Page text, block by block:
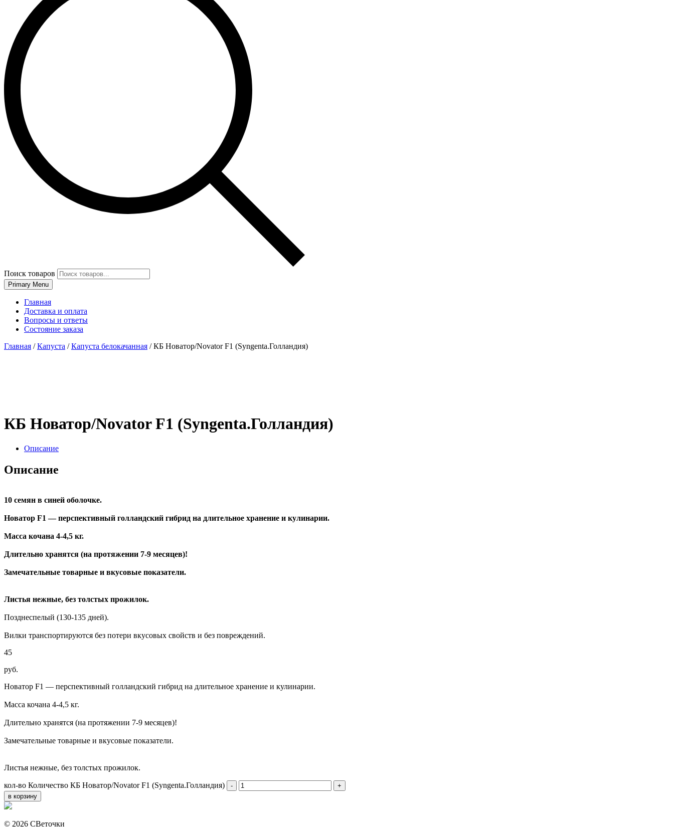
Поиск товаров
Primary Menu
Главная
Доставка и оплата
Вопросы и ответы
Состояние заказа
Главная /Капуста /Капуста белокачанная /КБ Новатор/Novator F1 (Syngenta.Голландия)
КБ Новатор/Novator F1 (Syngenta.Голландия)
Описание
Описание
10 семян в синей оболочке.
Новатор F1 — перспективный голландский гибрид на длительное хранение и кулинарии.
Масса кочана 4-4,5 кг.
Длительно хранятся (на протяжении 7-9 месяцев)!
Замечательные товарные и вкусовые показатели.
Листья нежные, без толстых прожилок.
Позднеспелый (130-135 дней).
Вилки транспортируются без потери вкусовых свойств и без повреждений.
45
руб.
Новатор F1 — перспективный голландский гибрид на длительное хранение и кулинарии.
Масса кочана 4-4,5 кг.
Длительно хранятся (на протяжении 7-9 месяцев)!
Замечательные товарные и вкусовые показатели.
Листья нежные, без толстых прожилок.
кол-во Количество КБ Новатор/Novator F1 (Syngenta.Голландия) -
+
в корзину
© 2026 СВеточки